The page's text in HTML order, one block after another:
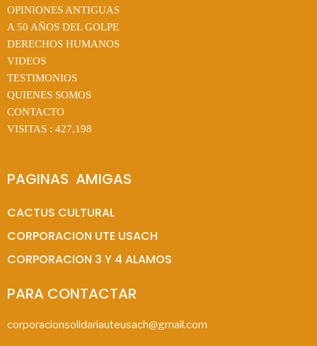
OPINIONES ANTIGUAS
A 50 AÑOS DEL GOLPE
DERECHOS HUMANOS
VIDEOS
TESTIMONIOS
QUIENES SOMOS
CONTACTO
VISITAS : 427,198
PAGINAS  AMIGAS
CACTUS CULTURAL
CORPORACION UTE USACH
CORPORACION 3 Y 4 ALAMOS
PARA CONTACTAR
corporacionsolidariauteusach@gmail.com